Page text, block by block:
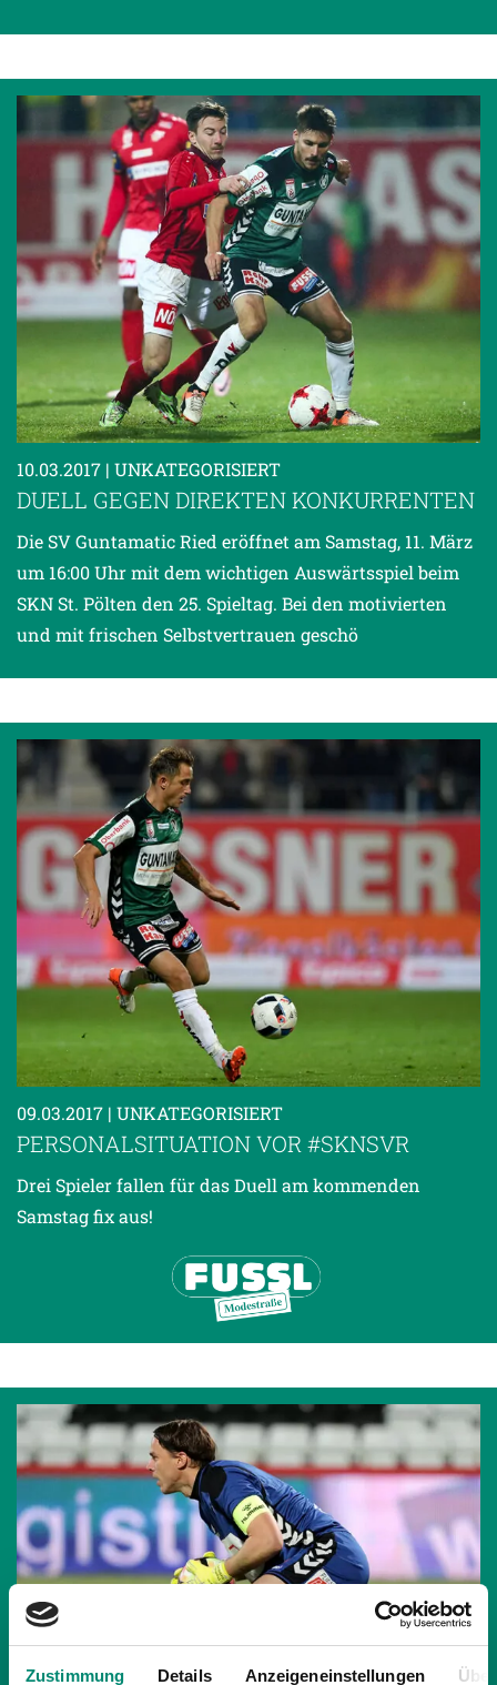
Zustimmung Details Anzeigeneinstellungen
10.03.2017 | UNKATEGORISIERT
DUELL GEGEN DIREKTEN KONKURRENTEN
Die SV Guntamatic Ried eröffnet am Samstag, 11. März
um 16:00 Uhr mit dem wichtigen Auswärtsspiel beim
SKN St. Pölten den 25. Spieltag. Bei den motivierten
und mit frischen Selbstvertrauen geschö
09.03.2017 | UNKATEGORISIERT
PERSONALSITUATION VOR #SKNSVR
Drei Spieler fallen für das Duell am kommenden
Samstag fix aus!